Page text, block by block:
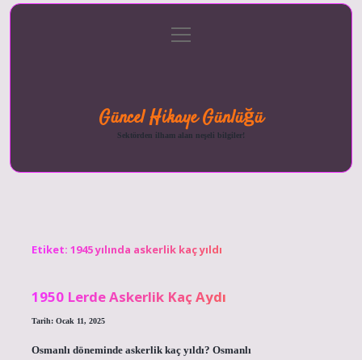
menüyü
aç
Güncel Hikaye Günlüğü
Sektörden ilham alan neşeli bilgiler!
Etiket: 1945 yılında askerlik kaç yıldı
1950 Lerde Askerlik Kaç Aydı
Tarih: Ocak 11, 2025
Osmanlı döneminde askerlik kaç yıldı? Osmanlı